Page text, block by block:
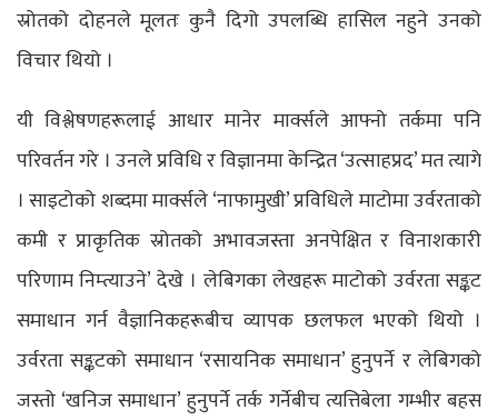
स्रोतको दोहनले मूलतः कुनै दिगो उपलब्धि हासिल नहुने उनको
विचार थियो ।
यी विश्लेषणहरूलाई आधार मानेर मार्क्सले आफ्नो तर्कमा पनि
परिवर्तन गरे । उनले प्रविधि र विज्ञानमा केन्द्रित ‘उत्साहप्रद’ मत त्यागे
। साइटोको शब्दमा मार्क्सले ‘नाफामुखी’ प्रविधिले माटोमा उर्वरताको
कमी र प्राकृतिक स्रोतको अभावजस्ता अनपेक्षित र विनाशकारी
परिणाम निम्त्याउने’ देखे । लेबिगका लेखहरू माटोको उर्वरता सङ्कट
समाधान गर्न वैज्ञानिकहरूबीच व्यापक छलफल भएको थियो ।
उर्वरता सङ्कटको समाधान ‘रसायनिक समाधान’ हुनुपर्ने र लेबिगको
जस्तो ‘खनिज समाधान’ हुनुपर्ने तर्क गर्नेबीच त्यत्तिबेला गम्भीर बहस